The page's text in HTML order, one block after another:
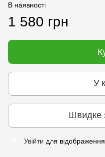
В наявності
1 580 грн
У
Швидке
Увійти для